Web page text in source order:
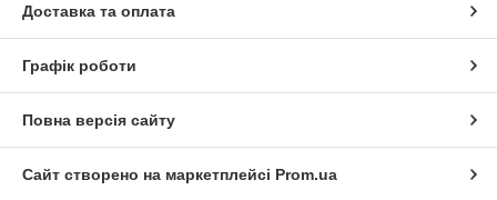
Доставка та оплата
Графік роботи
Повна версія сайту
Сайт створено на маркетплейсі Prom.ua